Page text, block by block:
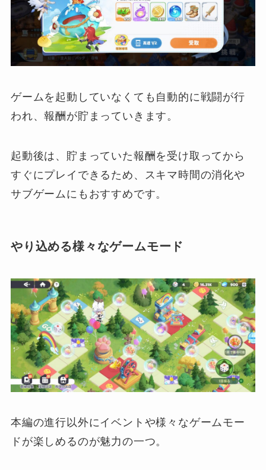
ゲームを起動していなくても自動的に戦闘が行
われ、報酬が貯まっていきます。
起動後は、貯まっていた報酬を受け取ってから
すぐにプレイできるため、スキマ時間の消化や
サブゲームにもおすすめです。
やり込める様々なゲームモード
本編の進行以外にイベントや様々なゲームモー
ドが楽しめるのが魅力の一つ。